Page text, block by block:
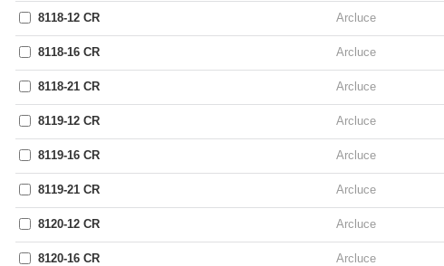
8118-12 CR Arcluce
8118-16 CR Arcluce
8118-21 CR Arcluce
8119-12 CR Arcluce
8119-16 CR Arcluce
8119-21 CR Arcluce
8120-12 CR Arcluce
8120-16 CR Arcluce